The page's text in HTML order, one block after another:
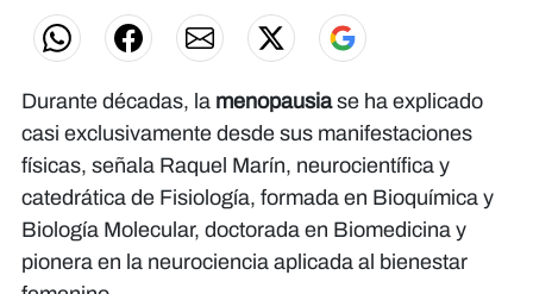
Durante décadas, la menopausiase ha explicado
casi exclusivamente desde sus manifestaciones
físicas, señala Raquel Marín, neurocientífica y
catedrática de Fisiología, formada en Bioquímica y
Biología Molecular, doctorada en Biomedicina y
pionera en la neurociencia aplicada al bienestar